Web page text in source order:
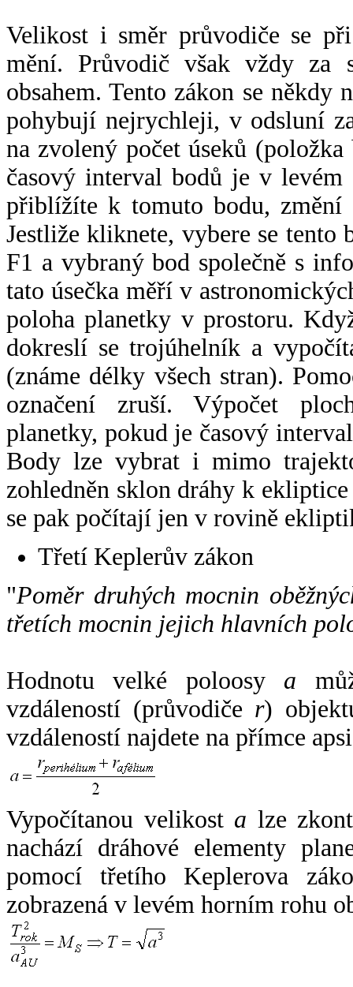
Velikost i směr průvodiče se
mění. Průvodič však vždy za
obsahem. Tento zákon se někdy
pohybují nejrychleji, v odsluní
na zvolený počet úseků
časový interval bodů je v
přiblížíte k tomuto bodu,
Jestliže kliknete, vybere se tento
F1 a vybraný bod společně s
tato úsečka měří v
poloha planetky v prostoru.
dokreslí se trojúhelník a
(známe délky všech stran).
označení zruší. Výpočet
planetky, pokud je časový
Body lze vybrat i mimo
zohledněn sklon dráhy k
se pak počítají jen v rovině
Třetí Keplerův zákon
"Poměr druhých mocnin
třetích mocnin jejich hlavních
Hodnotu velké poloosy a
vzdáleností (průvodiče r)
vzdáleností najdete na přímce
Vypočítanou velikost a lze
nachází dráhové elementy
pomocí třetího Keplerova
zobrazená v levém horním rohu